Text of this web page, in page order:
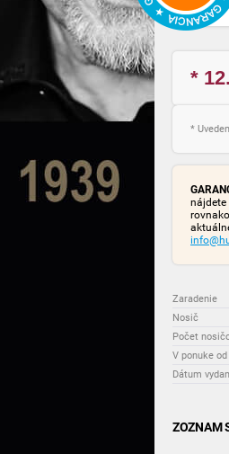
*
*
nájdete
Zaradenie
Nosič
Počet
V ponuke od
Dátum
ZOZNAM